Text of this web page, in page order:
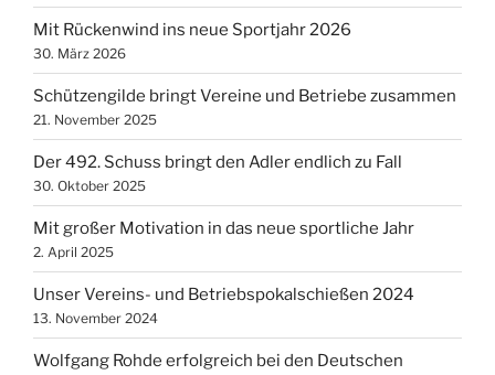
Mit Rückenwind ins neue Sportjahr 2026
30. März 2026
Schützengilde bringt Vereine und Betriebe zusammen
21. November 2025
Der 492. Schuss bringt den Adler endlich zu Fall
30. Oktober 2025
Mit großer Motivation in das neue sportliche Jahr
2. April 2025
Unser Vereins- und Betriebspokalschießen 2024
13. November 2024
Wolfgang Rohde erfolgreich bei den Deutschen